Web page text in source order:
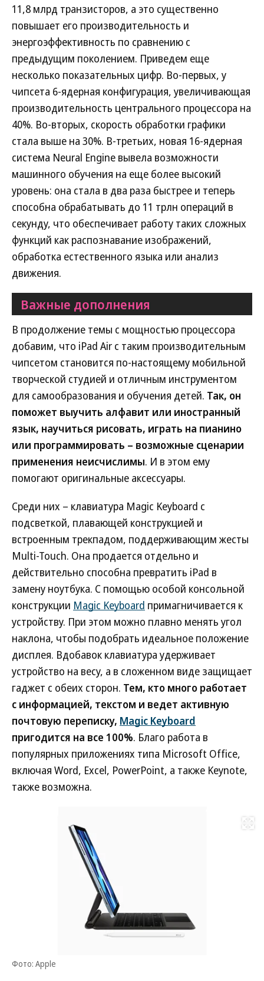
11,8 млрд транзисторов, а это существенно
повышает его производительность и
энергоэффективность по сравнению с
предыдущим поколением. Приведем еще
несколько показательных цифр. Во-первых, у
чипсета 6-ядерная конфигурация, увеличивающая
производительность центрального процессора на
40%. Во-вторых, скорость обработки графики
стала выше на 30%. В-третьих, новая 16-ядерная
система Neural Engine вывела возможности
машинного обучения на еще более высокий
уровень: она стала в два раза быстрее и теперь
способна обрабатывать до 11 трлн операций в
секунду, что обеспечивает работу таких сложных
функций как распознавание изображений,
обработка естественного языка или анализ
движения.
Важные дополнения
В продолжение темы с мощностью процессора
добавим, что iPad Air с таким производительным
чипсетом становится по-настоящему мобильной
творческой студией и отличным инструментом
для самообразования и обучения детей. Так, он
поможет выучить алфавит или иностранный
язык, научиться рисовать, играть на пианино
или программировать – возможные сценарии
применения неисчислимы. И в этом ему
помогают оригинальные аксессуары.
Среди них – клавиатура Magiс Keyboard с
подсветкой, плавающей конструкцией и
встроенным трекпадом, поддерживающим жесты
Multi-Touch. Она продается отдельно и
действительно способна превратить iPad в
замену ноутбука. С помощью особой консольной
конструкции Magic Keyboard примагничивается к
устройству. При этом можно плавно менять угол
наклона, чтобы подобрать идеальное положение
дисплея. Вдобавок клавиатура удерживает
устройство на весу, а в сложенном виде защищает
гаджет с обеих сторон. Тем, кто много работает
с информацией, текстом и ведет активную
почтовую переписку, Magic Keyboard
пригодится на все 100%. Благо работа в
популярных приложениях типа Microsoft Office,
включая Word, Excel, PowerPoint, а также Keynote,
также возможна.
Фото: Apple